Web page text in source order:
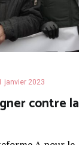
janvier 2023
contre la